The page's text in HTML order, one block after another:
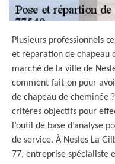
Plusieurs professionnels
et réparation de chapeau
marché de la ville de
comment fait-on pour
de chapeau de cheminée
critères objectifs pour
l’outil de base d’analyse
de service. À Nesles La
77, entreprise spécialiste